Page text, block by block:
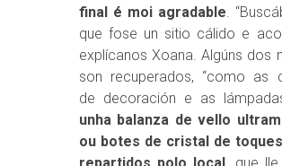
final é moi agradable.
que fose un sitio cálido e
explícanos Xoana. Algúns dos
son recuperados, “como as
de decoración e as
unha balanza de vello
ou botes de cristal de